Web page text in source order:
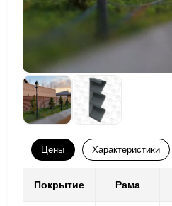
Цены Характеристики
Покрытие Рама